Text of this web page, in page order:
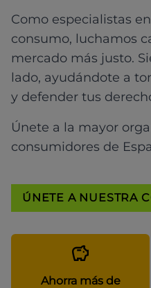
Como especialistas
consumo, luchamos
mercado más justo.
lado, ayudándote a
y defender tus
Únete a la mayor
consumidores de
ÚNETE A NUESTRA
Ahorra más de